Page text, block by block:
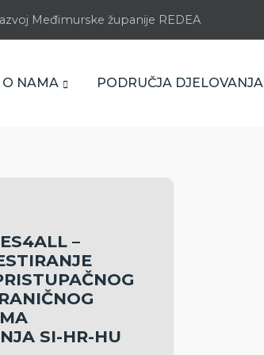
Međimurske županije REDEA
O NAMA PODRUČJA DJELOVANJA
–
SI-HR-HU